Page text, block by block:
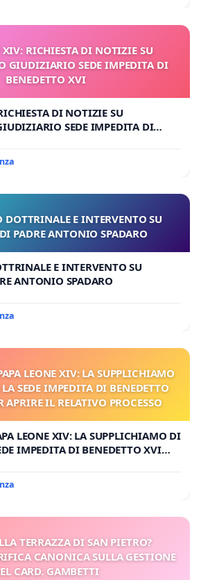
XIV: RICHIESTA DI NOTIZIE SU
GIUDIZIARIO SEDE IMPEDITA DI
BENEDETTO XVI
DI NOTIZIE SU
SEDE IMPEDITA DI
E INTERVENTO SU
PADRE ANTONIO SPADARO
E INTERVENTO SU
ANTONIO SPADARO
LEONE XIV: LA SUPPLICHIAMO
SEDE IMPEDITA DI BENEDETTO
IL RELATIVO PROCESSO
LEONE XIV: LA SUPPLICHIAMO DI
IMPEDITA DI BENEDETTO XVI
IL RELATIVO PROCESSO
TERRAZZA DI SAN PIETRO?
CANONICA SULLA GESTIONE
CARD. GAMBETTI